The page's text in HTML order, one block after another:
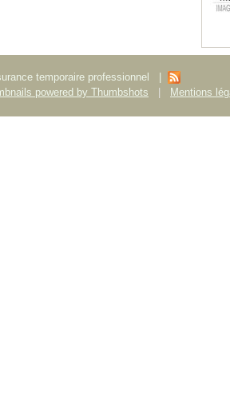
temporaire professionnel
powered by Thumbshots Mentions